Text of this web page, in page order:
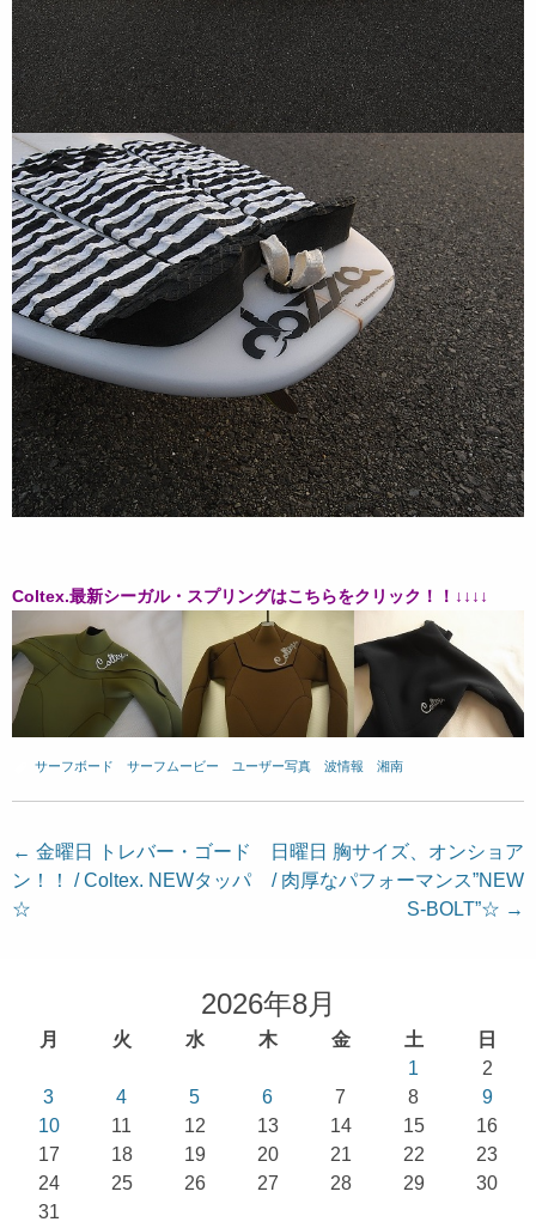
Coltex.最新シーガル・スプリングはこちらをクリック！！↓↓↓↓
サーフボード サーフムービー ユーザー写真 波情報 湘南
投
稿
ナ
← 金曜日 トレバー・ゴード
ン！！ / Coltex. NEWタッパ
☆
日曜日 胸サイズ、オンショア
/ 肉厚なパフォーマンス”NEW
S-BOLT”☆ →
2026年8月
月 火 水 木 金 土
日
1
2
3
4 5 6 7 8
9
10
11 12 13 14 15
16
17
18 19 20 21 22
23
24
25 26 27 28 29
30
31